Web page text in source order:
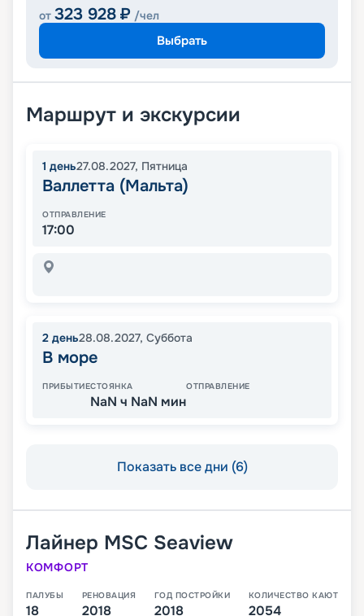
от 323 928 ₽ /чел
Выбрать
Маршрут и экскурсии
1 день27.08.2027, Пятница
Валлетта (Мальта)
ОТПРАВЛЕНИЕ
17:00
2 день28.08.2027, Суббота
В море
ПРИБЫТИЕСТОЯНКА
NaN ч NaN мин
ОТПРАВЛЕНИЕ
Показать все дни (6)
Лайнер MSC Seaview
КОМФОРТ
ПАЛУБЫ
18
РЕНОВАЦИЯ
2018
ГОД ПОСТРОЙКИ
2018
КОЛИЧЕСТВО КАЮТ
2054